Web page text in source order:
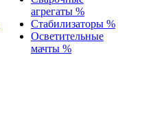
агрегаты %
Стабилизаторы %
Осветительные
мачты %